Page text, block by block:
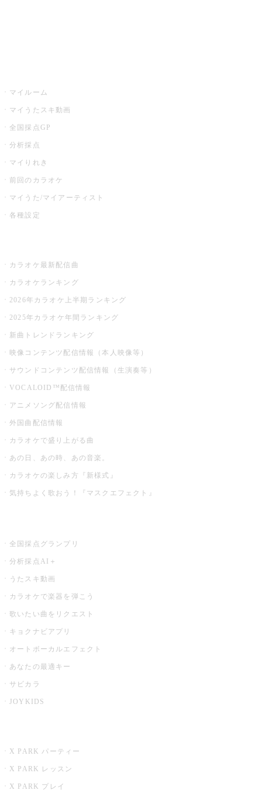
マイルーム
マイうたスキ動画
全国採点GP
分析採点
マイりれき
前回のカラオケ
マイうた/マイアーティスト
各種設定
カラオケ最新配信曲
カラオケランキング
2026年カラオケ上半期ランキング
2025年カラオケ年間ランキング
新曲トレンドランキング
映像コンテンツ配信情報（本人映像等）
サウンドコンテンツ配信情報（生演奏等）
VOCALOID™配信情報
アニメソング配信情報
外国曲配信情報
カラオケで盛り上がる曲
あの日、あの時、あの音楽。
カラオケの楽しみ方『新様式』
気持ちよく歌おう！『マスクエフェクト』
全国採点グランプリ
分析採点AI＋
うたスキ動画
カラオケで楽器を弾こう
歌いたい曲をリクエスト
キョクナビアプリ
オートボーカルエフェクト
あなたの最適キー
サビカラ
JOYKIDS
X PARK パーティー
X PARK レッスン
X PARK プレイ